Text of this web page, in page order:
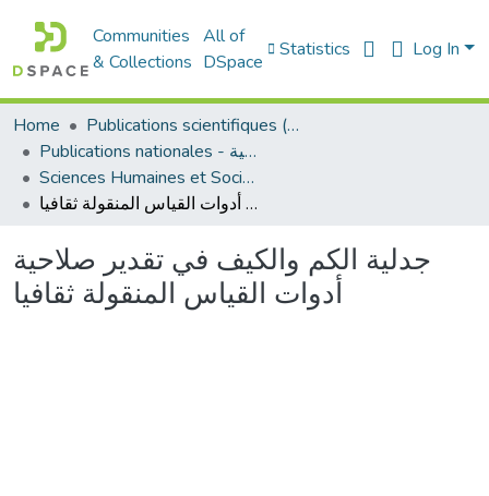
Communities
& Collections
All of
DSpace
Statistics Log In
Home
Publications scientifiques (Laboratoires)
Publications nationales - منشورات وطنية
Sciences Humaines et Sociales - العلوم الإنسانية والاجتماعية
جدلية الكم والكيف في تقدير صلاحية أدوات القياس المنقولة ثقافيا
جدلية الكم والكيف في تقدير صلاحية
أدوات القياس المنقولة ثقافيا